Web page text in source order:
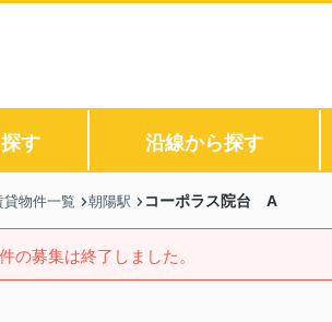
す 沿線から探す
物件一覧 朝陽駅 コーポラス院台 A
の募集は終了しました。